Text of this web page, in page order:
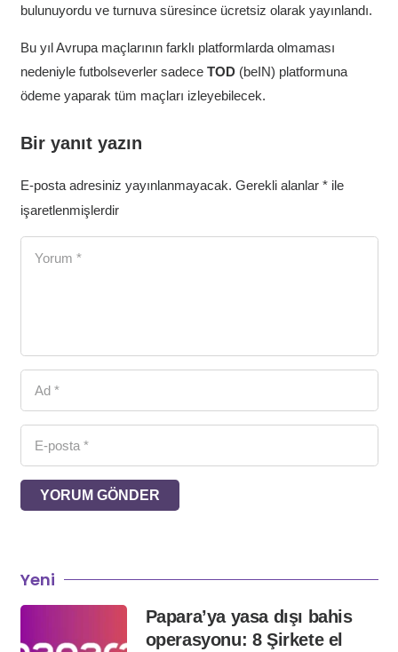
bulunuyordu ve turnuva süresince ücretsiz olarak yayınlandı.
Bu yıl Avrupa maçlarının farklı platformlarda olmaması
nedeniyle futbolseverler sadece TOD(beIN) platformuna
ödeme yaparak tüm maçları izleyebilecek.
Bir yanıt yazın
E-posta adresiniz yayınlanmayacak. Gerekli alanlar *ile
işaretlenmişlerdir
YORUM GÖNDER
Yeni
Papara’ya yasa dışı bahis
operasyonu: 8 Şirkete el